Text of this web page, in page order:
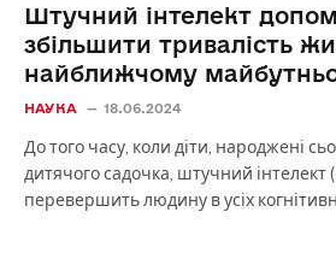
Штучний інтелект
збільшити тривалість
найближчому
НАУКА 18.06.2024
До того часу, коли діти, народжені
дитячого садочка, штучний інтелект
перевершить людину в усіх